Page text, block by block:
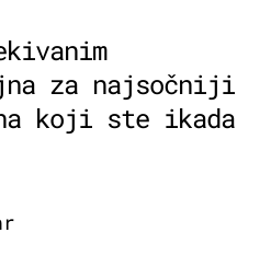
za najsočniji
koji ste ikada